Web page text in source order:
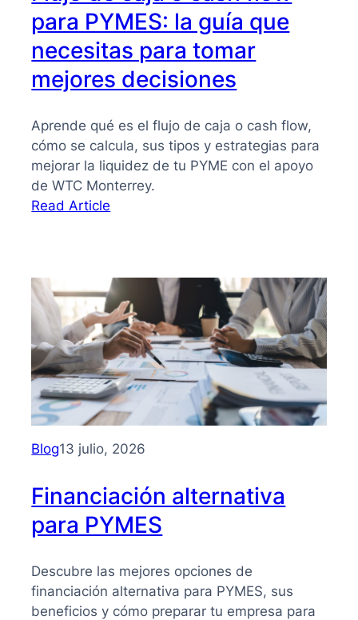
para PYMES: la guía que
necesitas para tomar
mejores decisiones
Aprende qué es el flujo de caja o cash flow,
cómo se calcula, sus tipos y estrategias para
mejorar la liquidez de tu PYME con el apoyo
de WTC Monterrey.
Read Article
o
cash
flow
para
PYMES:
la
guía
que
necesitas
tomar
mejores
decisiones
Blog13 julio, 2026
Financiación alternativa
para PYMES
Descubre las mejores opciones de
financiación alternativa para PYMES, sus
beneficios y cómo preparar tu empresa para